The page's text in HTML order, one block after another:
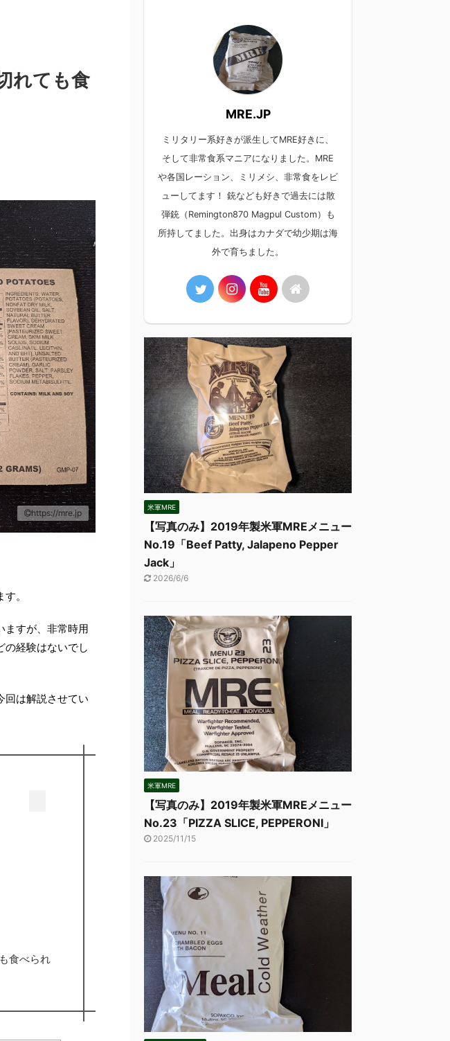
れても食
https://mre.jp
。
ますが、非常時用
の経験はないでし
回は解説させてい
食べられ
MRE.JP
ミリタリー系好きが派生してMRE好きに、
そして非常食系マニアになりました。MRE
や各国レーション、ミリメシ、非常食をレビ
ューしてます！ 銃なども好きで過去には散
弾銃（Remington870 Magpul Custom）も
所持してました。出身はカナダで幼少期は海
外で育ちました。
米軍MRE
【写真のみ】2019年製米軍MREメニュー
No.19「Beef Patty, Jalapeno Pepper
Jack」
2026/6/6
米軍MRE
【写真のみ】2019年製米軍MREメニュー
No.23「PIZZA SLICE, PEPPERONI」
2025/11/15